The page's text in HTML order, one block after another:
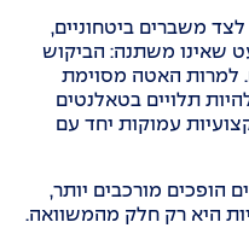
משברים ביטחוניים,
שאינו משתנה: הביקוש
למרות האטה מסוימת
תלויים בטאלנטים
עמוקות יחד עם
הופכים מורכבים יותר,
היא רק חלק מהמשוואה.